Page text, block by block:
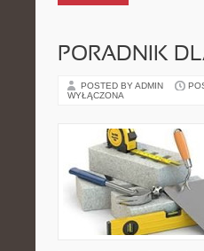
PORADNIK
POSTED BY ADMIN
WYŁĄCZONA